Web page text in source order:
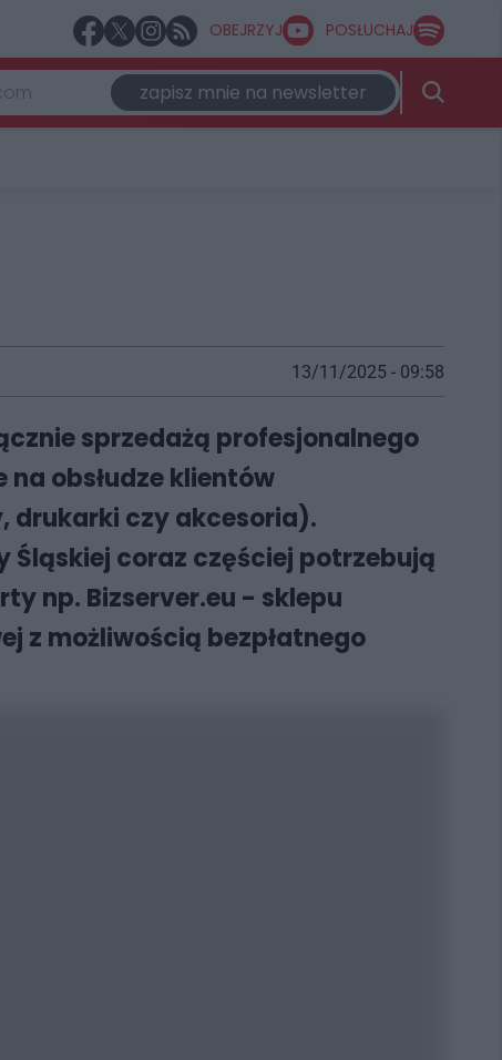
OBEJRZYJ POSŁUCHAJ
zapisz mnie na newsletter
13/11/2025 - 09:58
sprzedażą profesjonalnego
obsłudze klientów
drukarki czy akcesoria).
coraz częściej potrzebują
np. Bizserver.eu - sklepu
z możliwością bezpłatnego